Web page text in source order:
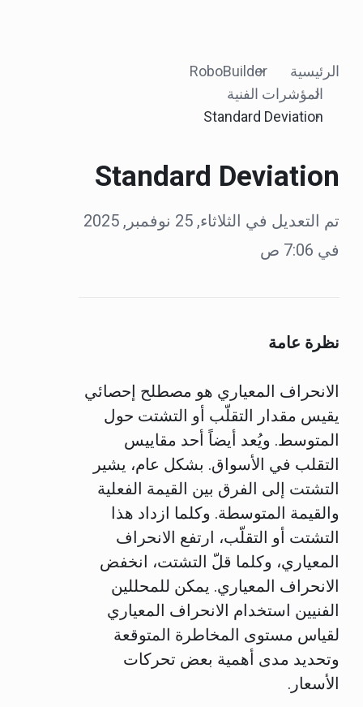
الرئيسية
RoboBuilder
المؤشرات الفنية
Standard Deviation
Standard Deviation
تم التعديل في الثلاثاء, 25 نوفمبر, 2025
في 7:06 ص
نظرة عامة
الانحراف المعياري هو مصطلح إحصائي
يقيس مقدار التقلّب أو التشتت حول
المتوسط. ويُعد أيضاً أحد مقاييس
التقلب في الأسواق. بشكل عام، يشير
التشتت إلى الفرق بين القيمة الفعلية
والقيمة المتوسطة. وكلما ازداد هذا
التشتت أو التقلّب، ارتفع الانحراف
المعياري، وكلما قلّ التشتت، انخفض
الانحراف المعياري. يمكن للمحللين
الفنيين استخدام الانحراف المعياري
لقياس مستوى المخاطرة المتوقعة
وتحديد مدى أهمية بعض تحركات
الأسعار.